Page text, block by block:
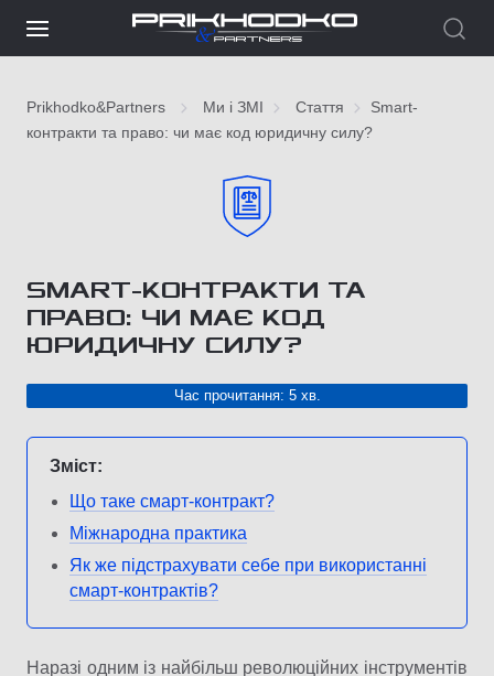
Prikhodko&Partners Ми і ЗМІ Стаття
Smart-
контракти та право: чи має код юридичну силу?
SMART-КОНТРАКТИ ТА
ПРАВО: ЧИ МАЄ КОД
ЮРИДИЧНУ СИЛУ?
Час прочитання: 5 хв.
Зміст:
Що таке смарт-контракт?
Міжнародна практика
Як же підстрахувати себе при використанні
смарт-контрактів?
Наразі одним із найбільш революційних інструментів